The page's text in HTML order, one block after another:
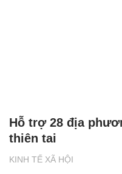
KINH TẾ XÃ HỘI
Hỗ trợ 28 địa
thiên tai